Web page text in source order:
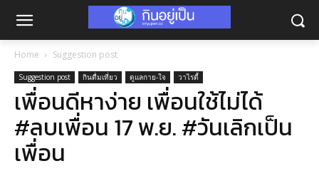
Home Suggestion post
Suggestion post กินดื่มเที่ยว ดูแลกาย-ใจ วาไรตี้
เพื่อนดีหาง่าย เพื่อนใช้ไม่ได้
#ลบเพื่อน 17 พ.ย. #วันเลิกเป็น
เพื่อน